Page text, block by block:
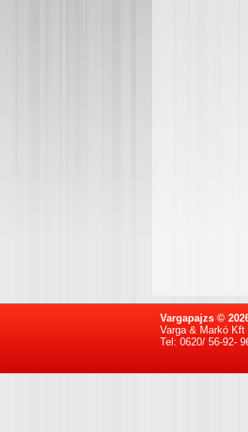
Vargapajzs ©
Varga & Markó
Tel: 0620/ 56-92-